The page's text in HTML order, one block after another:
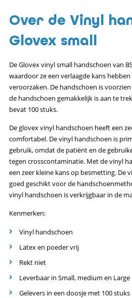
Over de Vinyl
Glovex small
De Glovex vinyl small handschoen van
waardoor ze een verlaagde kans
veroorzaken. De handschoen is
de handschoen gemakkelijk is aan te
bevat 100 stuks.
De glovex vinyl handschoen heeft een
comfortabel. De vinyl handschoen is
gebruik, omdat de patiënt en de
tegen crosscontaminatie. Met de vinyl
een zeer kleine kans op besmetting. De
goed geschikt voor de
vinyl handschoen is verkrijgbaar in de
Kenmerken:
Vinyl handschoen
Latex en poeder vrij
Rekt niet
Leverbaar in Small, medium en Large
Gelevers in een doosje met 100 stuks